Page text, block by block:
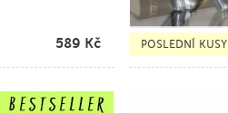
589 Kč POSLEDNÍ KUSY